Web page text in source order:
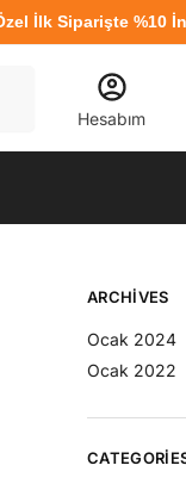
Siparişte %10
Hesabım
ARCHIVES
Ocak 2024
Ocak 2022